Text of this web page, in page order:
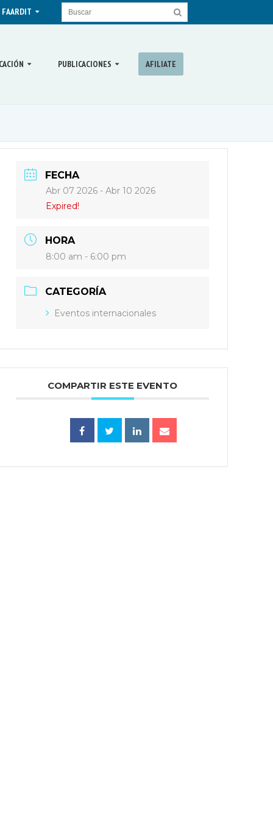
FAARDIT
PUBLICACIONES AFILIATE
FECHA
Abr 07 2026 - Abr 10 2026
Expired!
HORA
8:00 am - 6:00 pm
CATEGORÍA
Eventos internacionales
COMPARTIR ESTE EVENTO